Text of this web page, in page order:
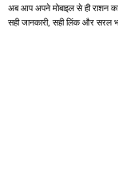
अब आप अपने मोबाइल से ही राशन
सही जानकारी, सही लिंक और सरल